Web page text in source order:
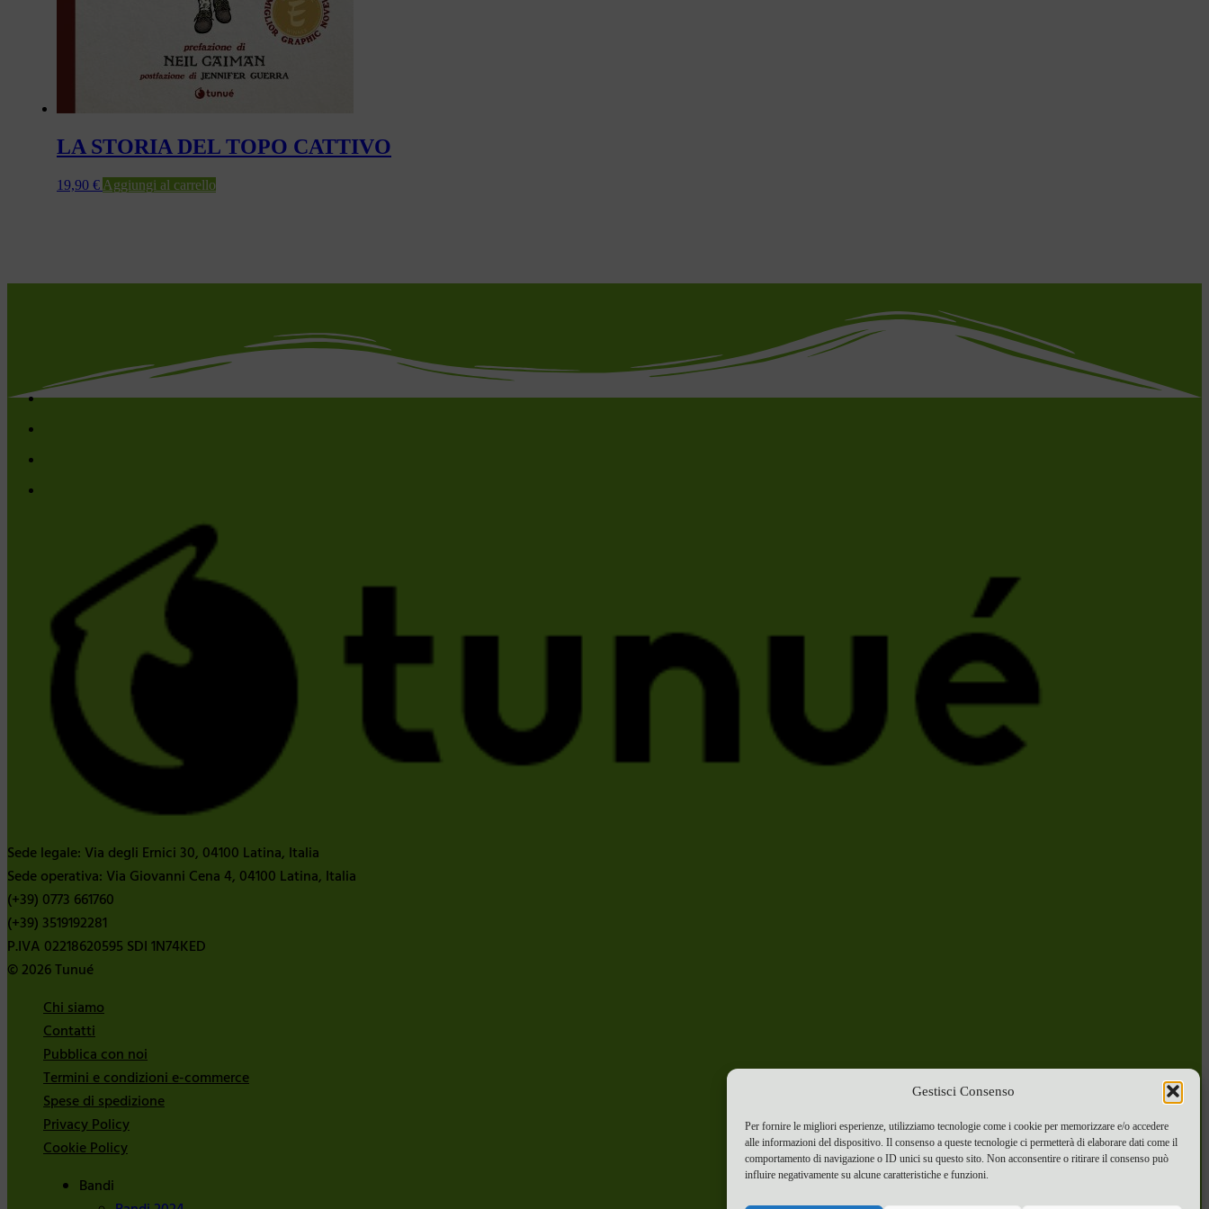
Gestisci Consenso
Per fornire le migliori esperienze, utilizziamo tecnologie come i cookie per memorizzare e/o accedere
alle informazioni del dispositivo. Il consenso a queste tecnologie ci permetterà di elaborare dati come il
comportamento di navigazione o ID unici su questo sito. Non acconsentire o ritirare il consenso può
influire negativamente su alcune caratteristiche e funzioni.
LA STORIA DEL TOPO CATTIVO
19,90 € Aggiungi al carrello
Sede legale: Via degli Ernici 30, 04100 Latina, Italia
Sede operativa: Via Giovanni Cena 4, 04100 Latina, Italia
(+39) 0773 661760
(+39) 3519192281
P.IVA 02218620595 SDI 1N74KED
© 2026 Tunué
Chi siamo
Contatti
Pubblica con noi
Termini e condizioni e-commerce
Spese di spedizione
Privacy Policy
Cookie Policy
Bandi